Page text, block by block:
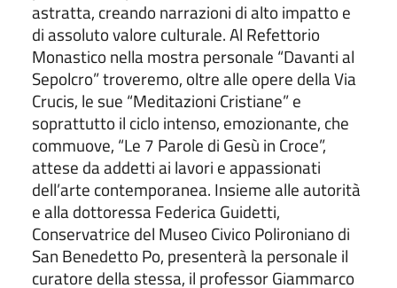
astratta, creando narrazioni di alto impatto e
di assoluto valore culturale. Al Refettorio
Monastico nella mostrapersonale “Davanti al
Sepolcro” troveremo, oltre alle opere della Via
Crucis, le sue “Meditazioni Cristiane” e
soprattutto il ciclo intenso, emozionante, che
commuove, “Le 7 Parole di Gesù in Croce”,
attese da addetti ai lavori e appassionati
dell’arte contemporanea. Insieme alle autorità
e alla dottoressa Federica Guidetti,
Conservatrice del Museo Civico Polironiano di
San Benedetto Po, presenterà la personale il
curatore della stessa, il professor Giammarco